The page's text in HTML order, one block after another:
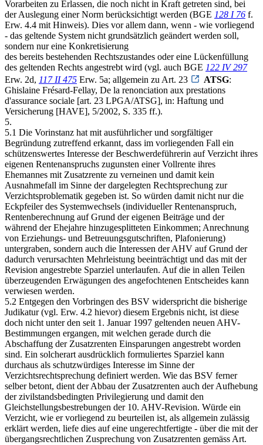
Vorarbeiten zu Erlassen, die noch nicht in Kraft getreten sind, bei
der Auslegung einer Norm berücksichtigt werden (BGE 128 I 76 f.
Erw. 4.4 mit Hinweis). Dies vor allem dann, wenn - wie vorliegend
- das geltende System nicht grundsätzlich geändert werden soll,
sondern nur eine Konkretisierung
des bereits bestehenden Rechtszustandes oder eine Lückenfüllung
des geltenden Rechts angestrebt wird (vgl. auch BGE 122 IV 297
Erw. 2d, 117 II 475 Erw. 5a; allgemein zu Art. 23 ATSG:
Ghislaine Frésard-Fellay, De la renonciation aux prestations
d'assurance sociale [art. 23 LPGA/ATSG], in: Haftung und
Versicherung [HAVE], 5/2002, S. 335 ff.).
5.
5.1 Die Vorinstanz hat mit ausführlicher und sorgfältiger
Begründung zutreffend erkannt, dass im vorliegenden Fall ein
schützenswertes Interesse der Beschwerdeführerin auf Verzicht ihres
eigenen Rentenanspruchs zugunsten einer Vollrente ihres
Ehemannes mit Zusatzrente zu verneinen und damit kein
Ausnahmefall im Sinne der dargelegten Rechtsprechung zur
Verzichtsproblematik gegeben ist. So würden damit nicht nur die
Eckpfeiler des Systemwechsels (individueller Rentenanspruch,
Rentenberechnung auf Grund der eigenen Beiträge und der
während der Ehejahre hinzugesplitteten Einkommen; Anrechnung
von Erziehungs- und Betreuungsgutschriften, Plafonierung)
untergraben, sondern auch die Interessen der AHV auf Grund der
dadurch verursachten Mehrleistung beeinträchtigt und das mit der
Revision angestrebte Sparziel unterlaufen. Auf die in allen Teilen
überzeugenden Erwägungen des angefochtenen Entscheides kann
verwiesen werden.
5.2 Entgegen den Vorbringen des BSV widerspricht die bisherige
Judikatur (vgl. Erw. 4.2 hievor) diesem Ergebnis nicht, ist diese
doch nicht unter den seit 1. Januar 1997 geltenden neuen AHV-
Bestimmungen ergangen, mit welchen gerade durch die
Abschaffung der Zusatzrenten Einsparungen angestrebt worden
sind. Ein solcherart ausdrücklich formuliertes Sparziel kann
durchaus als schutzwürdiges Interesse im Sinne der
Verzichtsrechtsprechung definiert werden. Wie das BSV ferner
selber betont, dient der Abbau der Zusatzrenten auch der Aufhebung
der zivilstandsbedingten Privilegierung und damit den
Gleichstellungsbestrebungen der 10. AHV-Revision. Würde ein
Verzicht, wie er vorliegend zu beurteilen ist, als allgemein zulässig
erklärt werden, liefe dies auf eine ungerechtfertigte - über die mit der
übergangsrechtlichen Zusprechung von Zusatzrenten gemäss Art.